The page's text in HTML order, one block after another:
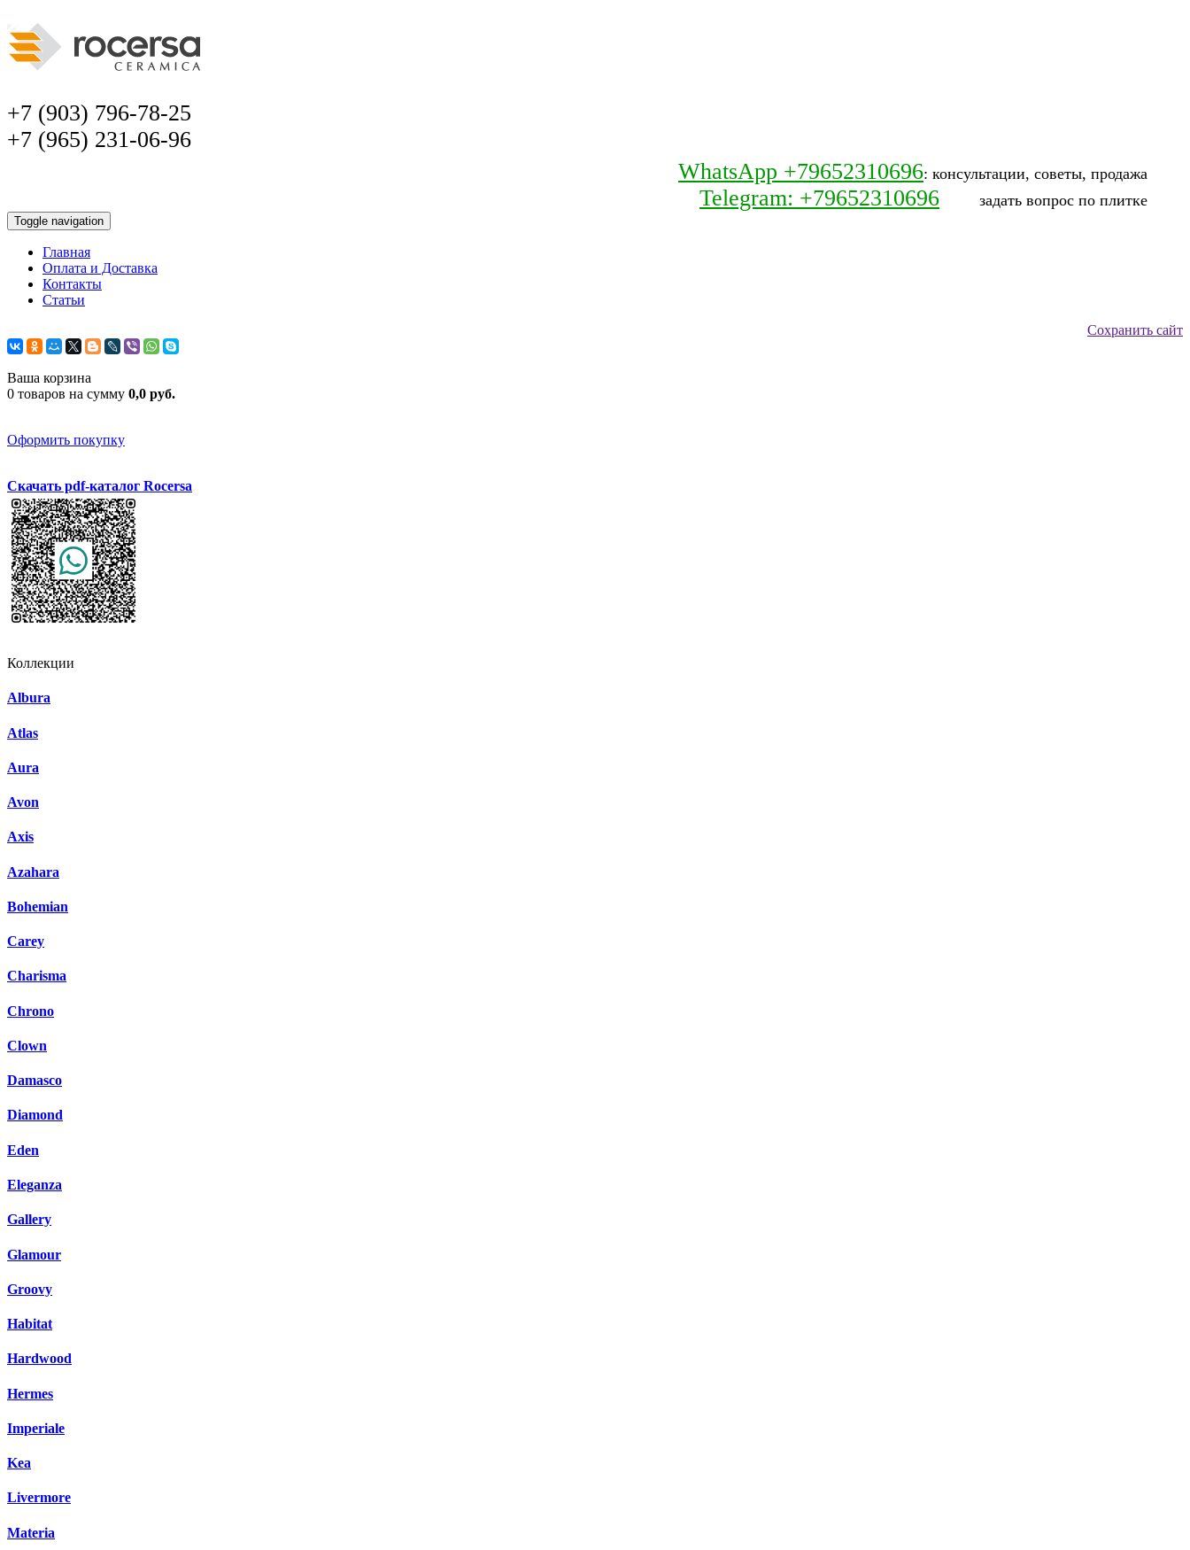
+7 (903) 796-78-25
+7 (965) 231-06-96
WhatsApp +79652310696: консультации, советы, продажа
Telegram: +79652310696 задать вопрос по плитке
Toggle navigation
Главная
Оплата и Доставка
Контакты
Статьи
Сохранить сайт
Ваша корзина
0 товаров на сумму 0,0 руб.
Оформить покупку
Скачать pdf-каталог Rocersa
Коллекции
Albura
Atlas
Aura
Avon
Axis
Azahara
Bohemian
Carey
Charisma
Chrono
Clown
Damasco
Diamond
Eden
Eleganza
Gallery
Glamour
Groovy
Habitat
Hardwood
Hermes
Imperiale
Kea
Livermore
Materia